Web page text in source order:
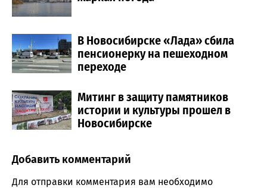
В Новосибирске «Лада» сбила
пенсионерку на пешеходном
переходе
Митинг в защиту памятников
истории и культуры прошел в
Новосибирске
Comment section
Добавить комментарий
Для отправки комментария вам необходимо